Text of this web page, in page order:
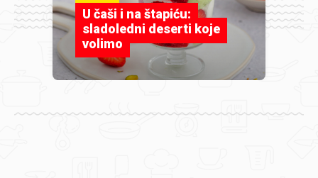
U čaši i na štapiću:
sladoledni deserti koje
volimo